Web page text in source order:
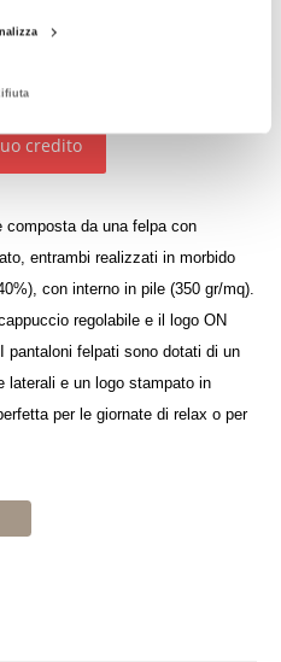
credito
composta da una felpa con
entrambi realizzati in morbido
con interno in pile (350 gr/mq).
regolabile e il logo ON
felpati sono dotati di un
laterali e un logo stampato in
per le giornate di relax o per